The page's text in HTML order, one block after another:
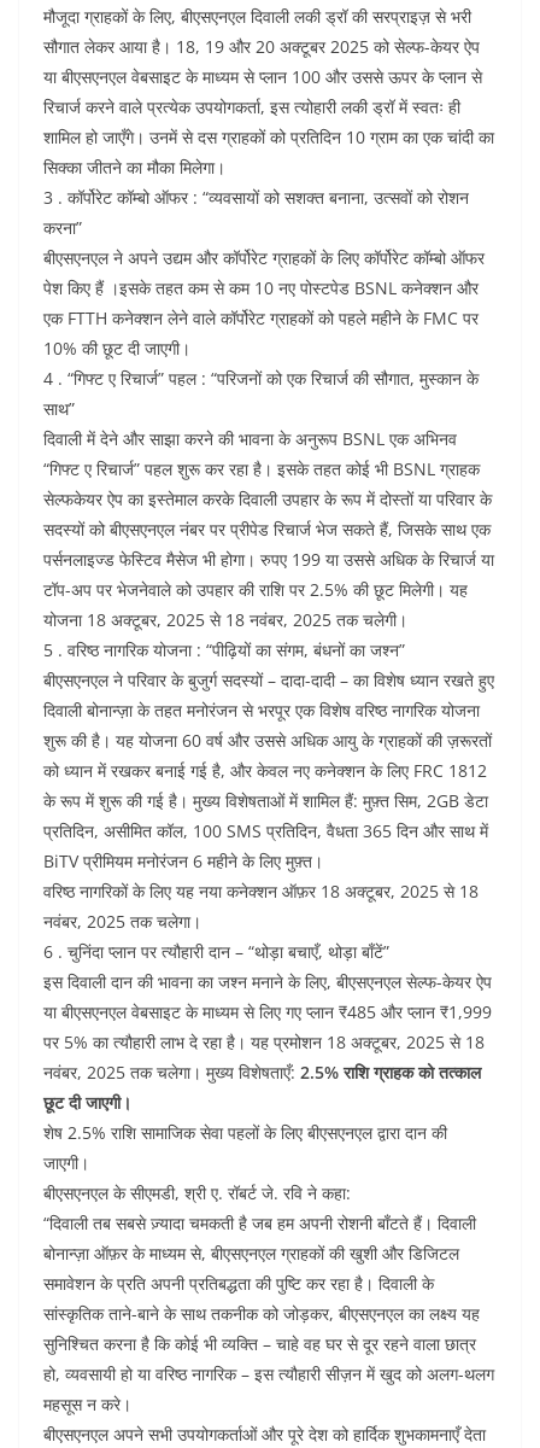
मौजूदा ग्राहकों के लिए, बीएसएनएल दिवाली लकी ड्रॉ की सरप्राइज़ से भरी
सौगात लेकर आया है। 18, 19 और 20 अक्टूबर 2025 को सेल्फ-केयर ऐप
या बीएसएनएल वेबसाइट के माध्यम से प्लान 100 और उससे ऊपर के प्लान से
रिचार्ज करने वाले प्रत्येक उपयोगकर्ता, इस त्योहारी लकी ड्रॉ में स्वतः ही
शामिल हो जाएँगे। उनमें से दस ग्राहकों को प्रतिदिन 10 ग्राम का एक चांदी का
सिक्का जीतने का मौका मिलेगा।
3 . कॉर्पोरेट कॉम्बो ऑफर : “व्यवसायों को सशक्त बनाना, उत्सवों को रोशन
करना”
बीएसएनएल ने अपने उद्यम और कॉर्पोरेट ग्राहकों के लिए कॉर्पोरेट कॉम्बो ऑफर
पेश किए हैं ।इसके तहत कम से कम 10 नए पोस्टपेड BSNL कनेक्शन और
एक FTTH कनेक्शन लेने वाले कॉर्पोरेट ग्राहकों को पहले महीने के FMC पर
10% की छूट दी जाएगी।
4 . “गिफ्ट ए रिचार्ज” पहल : “परिजनों को एक रिचार्ज की सौगात, मुस्कान के
साथ”
दिवाली में देने और साझा करने की भावना के अनुरूप BSNL एक अभिनव
“गिफ्ट ए रिचार्ज” पहल शुरू कर रहा है। इसके तहत कोई भी BSNL ग्राहक
सेल्फकेयर ऐप का इस्तेमाल करके दिवाली उपहार के रूप में दोस्तों या परिवार के
सदस्यों को बीएसएनएल नंबर पर प्रीपेड रिचार्ज भेज सकते हैं, जिसके साथ एक
पर्सनलाइज्ड फेस्टिव मैसेज भी होगा। रुपए 199 या उससे अधिक के रिचार्ज या
टॉप-अप पर भेजनेवाले को उपहार की राशि पर 2.5% की छूट मिलेगी। यह
योजना 18 अक्टूबर, 2025 से 18 नवंबर, 2025 तक चलेगी।
5 . वरिष्ठ नागरिक योजना : “पीढ़ियों का संगम, बंधनों का जश्न”
बीएसएनएल ने परिवार के बुजुर्ग सदस्यों – दादा-दादी – का विशेष ध्यान रखते हुए
दिवाली बोनान्ज़ा के तहत मनोरंजन से भरपूर एक विशेष वरिष्ठ नागरिक योजना
शुरू की है। यह योजना 60 वर्ष और उससे अधिक आयु के ग्राहकों की ज़रूरतों
को ध्यान में रखकर बनाई गई है, और केवल नए कनेक्शन के लिए FRC 1812
के रूप में शुरू की गई है। मुख्य विशेषताओं में शामिल हैं: मुफ़्त सिम, 2GB डेटा
प्रतिदिन, असीमित कॉल, 100 SMS प्रतिदिन, वैधता 365 दिन और साथ में
BiTV प्रीमियम मनोरंजन 6 महीने के लिए मुफ़्त।
वरिष्ठ नागरिकों के लिए यह नया कनेक्शन ऑफ़र 18 अक्टूबर, 2025 से 18
नवंबर, 2025 तक चलेगा।
6 . चुनिंदा प्लान पर त्यौहारी दान – “थोड़ा बचाएँ, थोड़ा बाँटें”
इस दिवाली दान की भावना का जश्न मनाने के लिए, बीएसएनएल सेल्फ-केयर ऐप
या बीएसएनएल वेबसाइट के माध्यम से लिए गए प्लान ₹485 और प्लान ₹1,999
पर 5% का त्यौहारी लाभ दे रहा है। यह प्रमोशन 18 अक्टूबर, 2025 से 18
नवंबर, 2025 तक चलेगा। मुख्य विशेषताएँ: 2.5% राशि ग्राहक को तत्काल
छूट दी जाएगी।
शेष 2.5% राशि सामाजिक सेवा पहलों के लिए बीएसएनएल द्वारा दान की
जाएगी।
बीएसएनएल के सीएमडी, श्री ए. रॉबर्ट जे. रवि ने कहा:
“दिवाली तब सबसे ज़्यादा चमकती है जब हम अपनी रोशनी बाँटते हैं। दिवाली
बोनान्ज़ा ऑफ़र के माध्यम से, बीएसएनएल ग्राहकों की खुशी और डिजिटल
समावेशन के प्रति अपनी प्रतिबद्धता की पुष्टि कर रहा है। दिवाली के
सांस्कृतिक ताने-बाने के साथ तकनीक को जोड़कर, बीएसएनएल का लक्ष्य यह
सुनिश्चित करना है कि कोई भी व्यक्ति – चाहे वह घर से दूर रहने वाला छात्र
हो, व्यवसायी हो या वरिष्ठ नागरिक – इस त्यौहारी सीज़न में खुद को अलग-थलग
महसूस न करे।
बीएसएनएल अपने सभी उपयोगकर्ताओं और पूरे देश को हार्दिक शुभकामनाएँ देता